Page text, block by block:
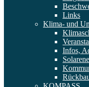
Links
Klima- und
Infos,